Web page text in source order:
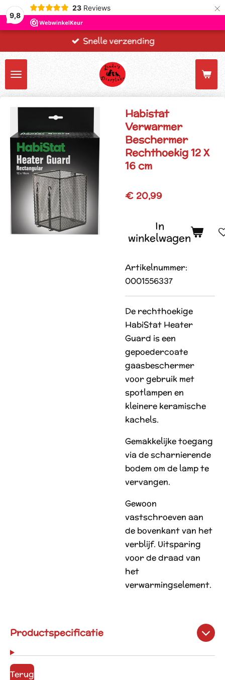
9,8
23 Reviews ×
Snelle verzending
Habistat
Verwarmer
Beschermer
Rechthoekig 12 X
16 cm
€ 20,99
In
winkelwagen
Artikelnummer:
0001556337
De rechthoekige
HabiStat Heater
Guard is een
gepoedercoate
gaasbeschermer
voor gebruik met
spotlampen en
kleinere keramische
kachels.
Gemakkelijke toegang
via de scharnierende
bodem om de lamp te
vervangen.
Gewoon
vastschroeven aan
de bovenkant van het
verblijf. Uitsparing
voor de draad van
het
verwarmingselement.
Productspecificatie
Terug